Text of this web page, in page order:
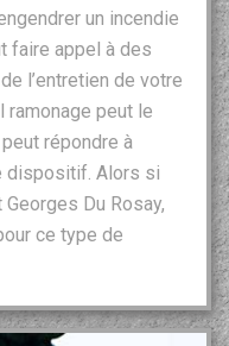
un incendie
faire appel à des
l’entretien de votre
ramonage peut le
répondre à
dispositif. Alors si
Du Rosay,
ce type de